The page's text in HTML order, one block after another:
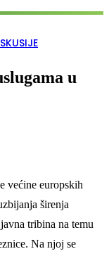
u
većine europskih
širenja
tribina na temu
Na njoj se